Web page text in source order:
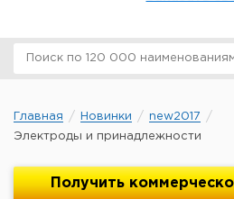
Главная Новинки
new2017
Электроды и принадлежности
Получить